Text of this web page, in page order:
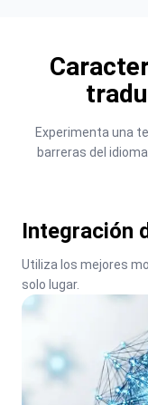
Experimenta una
barreras del
Integración
Utiliza los mejores
solo lugar.